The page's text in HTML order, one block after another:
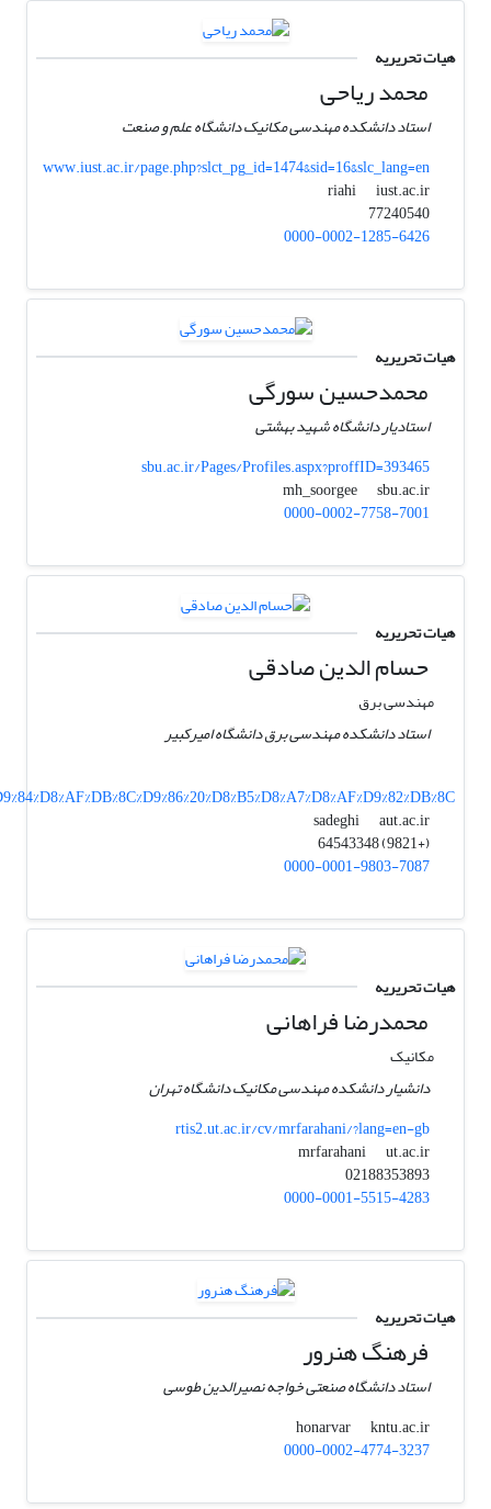
هیات تحریریه
محمد ریاحی
استاد دانشکده مهندسی مکانیک دانشگاه علم و صنعت
www.iust.ac.ir/page.php?slct_pg_id=1474&sid=16&slc_lang=en
riahi
iust.ac.ir
77240540
0000-0002-1285-6426
هیات تحریریه
محمدحسین سورگی
استادیار دانشگاه شهید بهشتی
sbu.ac.ir/Pages/Profiles.aspx?proffID=393465
mh_soorgee
sbu.ac.ir
0000-0002-7758-7001
هیات تحریریه
حسام الدین صادقی
مهندسی برق
استاد دانشکده مهندسی برق دانشگاه امیرکبیر
sadeghi
aut.ac.ir
(+9821) 64543348
0000-0001-9803-7087
هیات تحریریه
محمدرضا فراهانی
مکانیک
دانشیار دانشکده مهندسی مکانیک دانشگاه تهران
rtis2.ut.ac.ir/cv/mrfarahani/?lang=en-gb
mrfarahani
ut.ac.ir
02188353893
0000-0001-5515-4283
هیات تحریریه
فرهنگ هنرور
استاد دانشگاه صنعتی خواجه نصیرالدین طوسی
honarvar
kntu.ac.ir
0000-0002-4774-3237